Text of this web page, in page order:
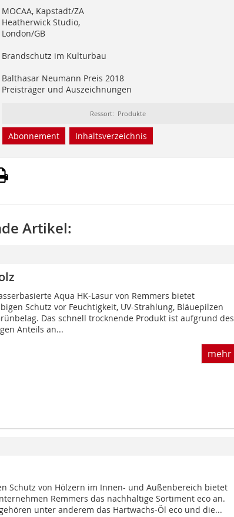
MOCAA, Kapstadt/ZA
Heatherwick Studio,
London/GB
Brandschutz im Kulturbau
Balthasar Neumann Preis 2018
Preisträger und Auszeichnungen
Ressort: Produkte
Abonnement Inhaltsverzeichnis
Artikel:
Aqua HK-Lasur von Remmers bietet
Schutz vor Feuchtigkeit, UV-Strahlung, Bläuepilzen
Das schnell trocknende Produkt ist aufgrund des
Anteils an...
mehr
Schutz von Hölzern im Innen- und Außenbereich bietet
Remmers das nachhaltige Sortiment eco an.
unter anderem das Hartwachs-Öl eco und die...